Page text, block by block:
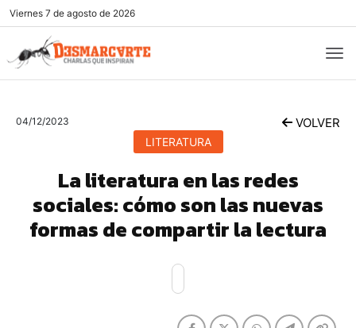
Viernes 7 de agosto de 2026
04/12/2023 VOLVER
LITERATURA
La literatura en las redes
sociales: cómo son las nuevas
formas de compartir la lectura